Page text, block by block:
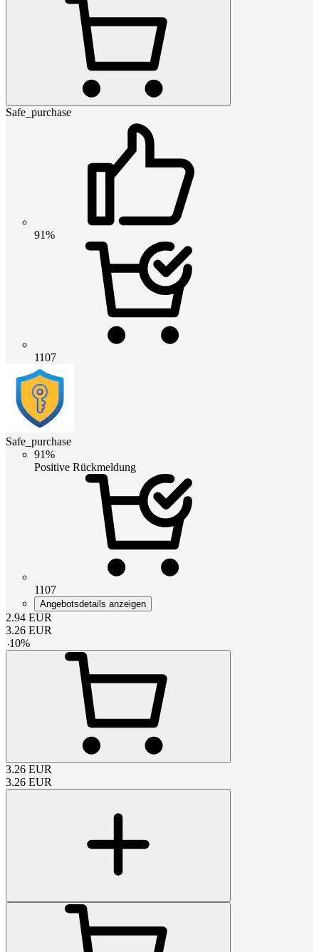
Safe_purchase
91%
1107
Safe_purchase
91%
Positive Rückmeldung
1107
Angebotsdetails anzeigen
2.94 EUR
3.26 EUR
-10%
3.26 EUR
3.26 EUR